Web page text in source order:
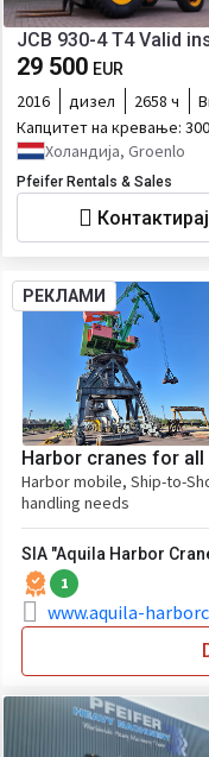
JCB 930-4 T4 Valid
29 500 EUR
2016 дизел 2658 ч
Капцитет на кревање:
Холандија, Groenlo
Pfeifer Rentals & Sales
РЕКЛАМИ
Harbor cranes for
Harbor mobile, Ship-to-
handling needs
SIA "Aquila Harbor
1
www.aquila-